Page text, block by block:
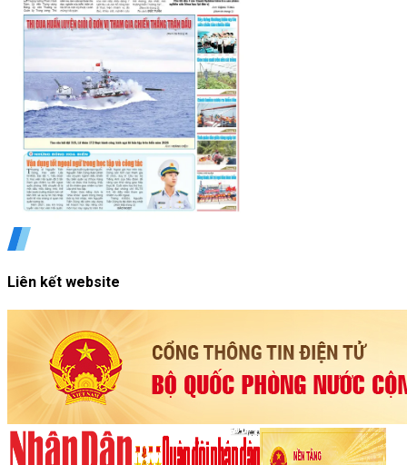
Liên kết website